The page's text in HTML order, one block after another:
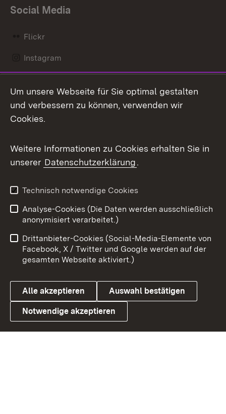
Social Media
Flickr
Instagram
Mastodon
Messenger
Social Wall
X / Twitter
Youtube
Link zum Landesportal
Benutzungshinweise
Barrierefreiheit
Datenschutz
Cookies
Um unsere Webseite für Sie optimal gestalten
und verbessern zu können, verwenden wir
Cookies.
Weitere Informationen zu Cookies erhalten Sie in
unserer Datenschutzerklärung.
Technisch notwendige Cookies
Analyse-Cookies (Die Daten werden ausschließlich
anonymisiert verarbeitet.)
Drittanbieter-Cookies (Social-Media-Elemente von
Facebook, X / Twitter und Google werden auf der
gesamten Webseite aktiviert.)
Alle akzeptieren Auswahl bestätigen
Notwendige akzeptieren